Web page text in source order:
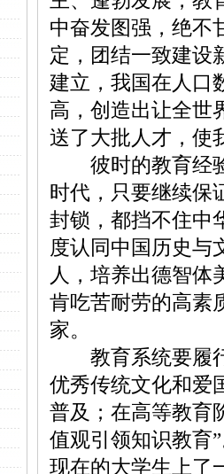
中奋发图强，绝不
定，团结一致建设
建立，我国在人口
高，创造出让全世
送了大批人才，使
彼时的教育经验
时代，只要继续保
封锁，都挡不住中
度认同中国历史与
人，培养出德智体
肯吃苦耐劳的高素
家。
教育系统要履行
优秀传统文化和爱
普及；在高等教育
值观引领知识教育
现在的大学生上了